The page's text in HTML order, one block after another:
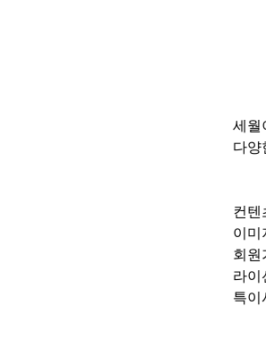
세월
다양
컨텐
이미
회원
라이
특이